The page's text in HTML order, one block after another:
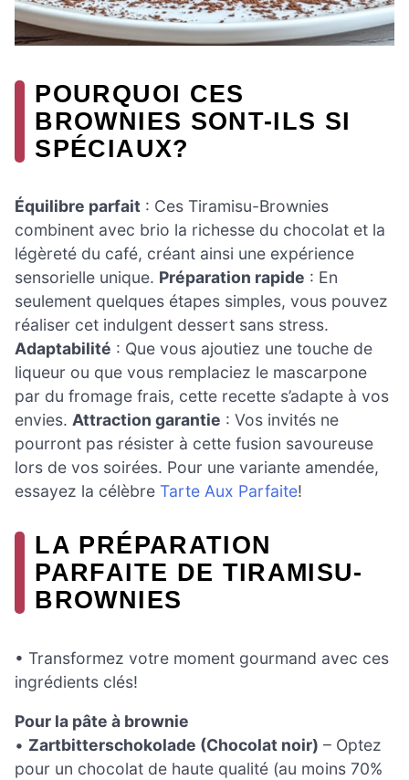
POURQUOI CES
BROWNIES SONT-ILS SI
SPÉCIAUX?
Équilibre parfait : Ces Tiramisu-Brownies
combinent avec brio la richesse du chocolat et la
légèreté du café, créant ainsi une expérience
sensorielle unique. Préparation rapide : En
seulement quelques étapes simples, vous pouvez
réaliser cet indulgent dessert sans stress.
Adaptabilité : Que vous ajoutiez une touche de
liqueur ou que vous remplaciez le mascarpone
par du fromage frais, cette recette s’adapte à vos
envies. Attraction garantie : Vos invités ne
pourront pas résister à cette fusion savoureuse
lors de vos soirées. Pour une variante amendée,
essayez la célèbre Tarte Aux Parfaite!
LA PRÉPARATION
PARFAITE DE TIRAMISU-
BROWNIES
• Transformez votre moment gourmand avec ces
ingrédients clés!
Pour la pâte à brownie
• Zartbitterschokolade (Chocolat noir) – Optez
pour un chocolat de haute qualité (au moins 70%